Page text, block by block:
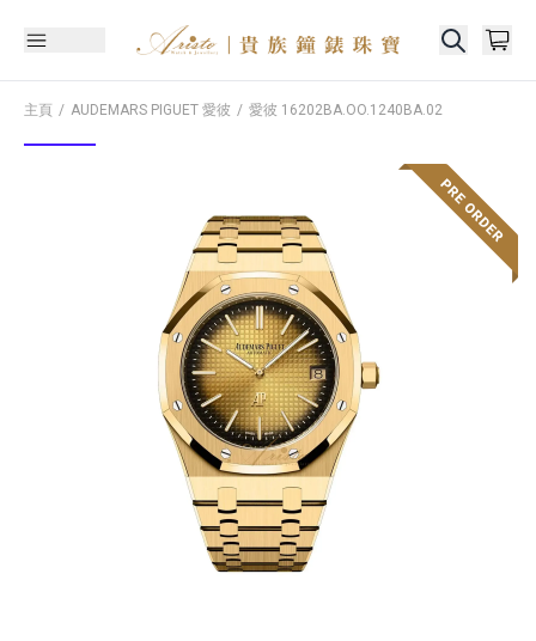
主頁 AUDEMARS PIGUET 愛彼 愛彼 16202BA.OO.1240BA.02